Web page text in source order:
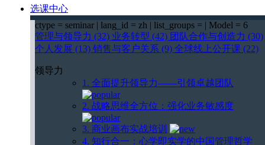
选课中心
ctype = seminar | lang_id = zh | list_groups = | Model = 6
管理与领导力 (32) 业务转型 (42) 团队合作与创造力 (30)
个人发展 (13) 销售与客户关系 (9) 全球线上公开课 (22)
领导力
1. 全面提升领导力——引领卓越团队
2. 战略思维全方位：强化业务敏感度
3. 商业画布实战培训
4. 知行合一：心学即实学的中国管理哲学